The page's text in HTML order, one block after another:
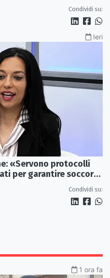
Condividi su:
Ieri
«Servono protocolli
per garantire soccorsi
Condividi su:
1 ora fa